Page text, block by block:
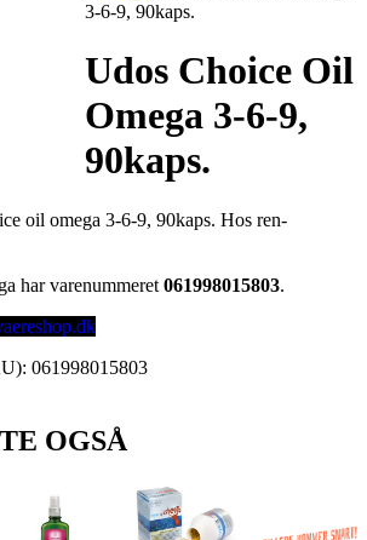
3-6-9, 90kaps.
Udos Choice Oil
Omega 3-6-9,
90kaps.
oil omega 3-6-9, 90kaps. Hos ren-
har varenummeret 061998015803.
061998015803
OGSÅ